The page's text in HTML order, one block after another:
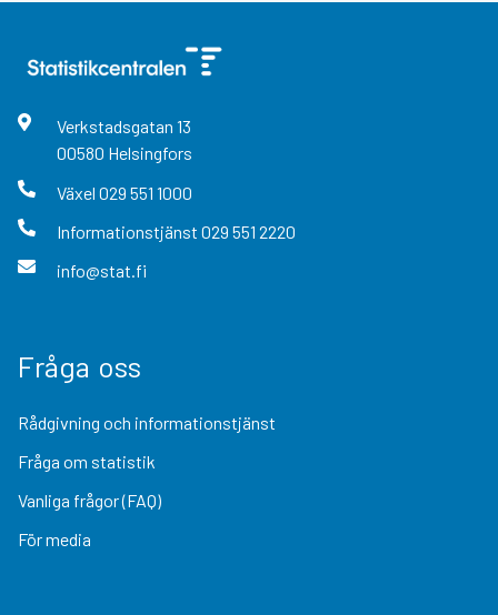
Verkstadsgatan 13
00580 Helsingfors
Växel 029 551 1000
Informationstjänst 029 551 2220
info@stat.fi
Fråga oss
Rådgivning och informationstjänst
Fråga om statistik
Vanliga frågor (FAQ)
För media